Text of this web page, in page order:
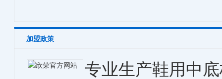
加盟政策
专业生产鞋用中